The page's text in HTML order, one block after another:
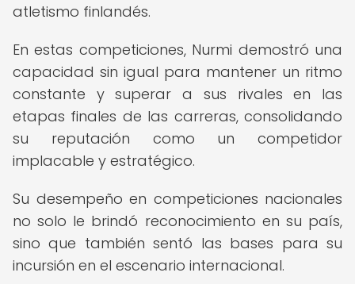
atletismo finlandés.
En estas competiciones, Nurmi demostró una
capacidad sin igual para mantener un ritmo
constante y superar a sus rivales en las
etapas finales de las carreras, consolidando
su reputación como un competidor
implacable y estratégico.
Su desempeño en competiciones nacionales
no solo le brindó reconocimiento en su país,
sino que también sentó las bases para su
incursión en el escenario internacional.